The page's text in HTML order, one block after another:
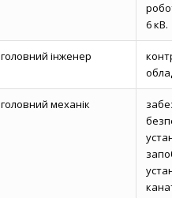
6 кВ.
головний інженер
головний механік